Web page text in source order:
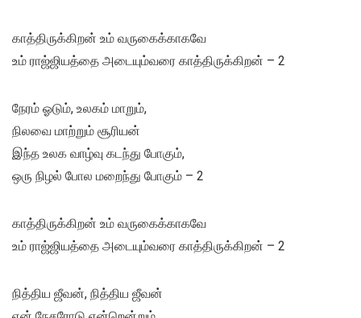
காத்திருக்கிறன் உம் வருகைக்காகவே
உம் ராஜ்ஜியத்தை அடையும்வரை காத்திருக்கிறன் – 2
நேரம் ஓடும், உலகம் மாறும்,
நிலவை மாற்றும் சூரியன்
இந்த உலக வாழ்வு கடந்து போகும்,
ஒரு நிழல் போல மறைந்து போகும் – 2
காத்திருக்கிறன் உம் வருகைக்காகவே
உம் ராஜ்ஜியத்தை அடையும்வரை காத்திருக்கிறன் – 2
நித்திய ஜீவன், நித்திய ஜீவன்